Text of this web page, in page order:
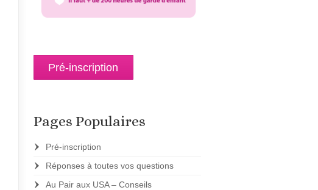
Pré-inscription
Pages Populaires
Pré-inscription
Réponses à toutes vos questions
Au Pair aux USA – Conseils